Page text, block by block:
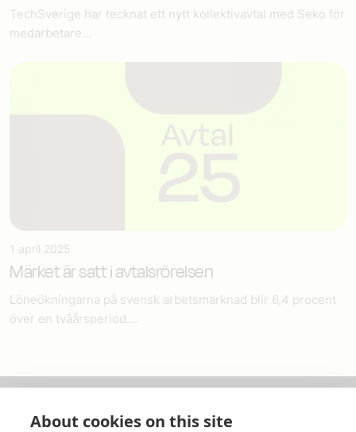
TechSverige har tecknat ett nytt kollektivavtal med Seko för
medarbetare...
1 april 2025
Märket är satt i avtalsrörelsen
Löneökningarna på svensk arbetsmarknad blir 6,4 procent
över en tvåårsperiod....
About cookies on this site